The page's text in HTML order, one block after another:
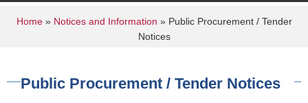
You are here
Home» Notices and Information » Public Procurement / Tender
Notices
Public Procurement / Tender Notices